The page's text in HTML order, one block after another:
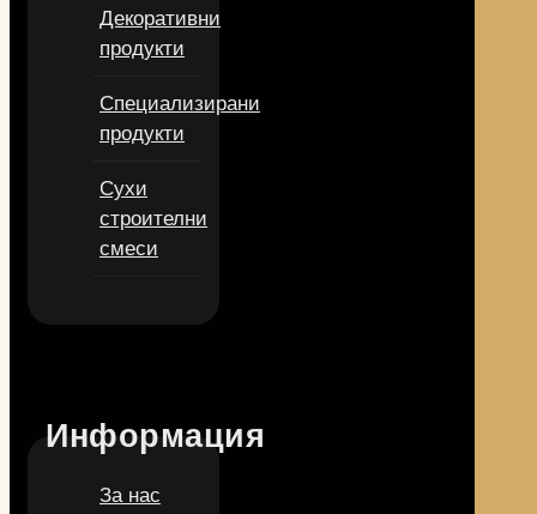
Декоративни
продукти
Специализирани
продукти
Сухи
строителни
смеси
Информация
За нас